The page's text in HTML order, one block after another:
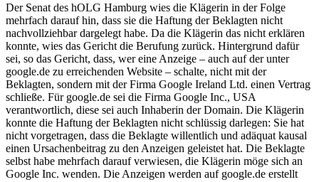
Der Senat des hOLG Hamburg wies die Klägerin in der Folge
mehrfach darauf hin, dass sie die Haftung der Beklagten nicht
nachvollziehbar dargelegt habe. Da die Klägerin das nicht erklären
konnte, wies das Gericht die Berufung zurück. Hintergrund dafür
sei, so das Gericht, dass, wer eine Anzeige – auch auf der unter
google.de zu erreichenden Website – schalte, nicht mit der
Beklagten, sondern mit der Firma Google Ireland Ltd. einen Vertrag
schließe. Für google.de sei die Firma Google Inc., USA
verantwortlich, diese sei auch Inhaberin der Domain. Die Klägerin
konnte die Haftung der Beklagten nicht schlüssig darlegen: Sie hat
nicht vorgetragen, dass die Beklagte willentlich und adäquat kausal
einen Ursachenbeitrag zu den Anzeigen geleistet hat. Die Beklagte
selbst habe mehrfach darauf verwiesen, die Klägerin möge sich an
Google Inc. wenden. Die Anzeigen werden auf google.de erstellt